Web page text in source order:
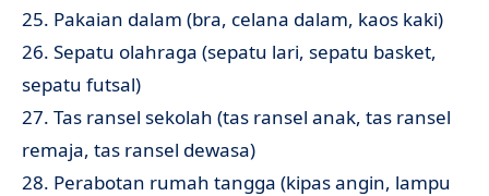
25. Pakaian dalam (bra, celana dalam, kaos kaki)
26. Sepatu olahraga (sepatu lari, sepatu basket,
sepatu futsal)
27. Tas ransel sekolah (tas ransel anak, tas ransel
remaja, tas ransel dewasa)
28. Perabotan rumah tangga (kipas angin, lampu